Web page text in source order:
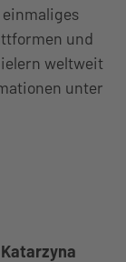
und
weltweit
unter
Katarzyna